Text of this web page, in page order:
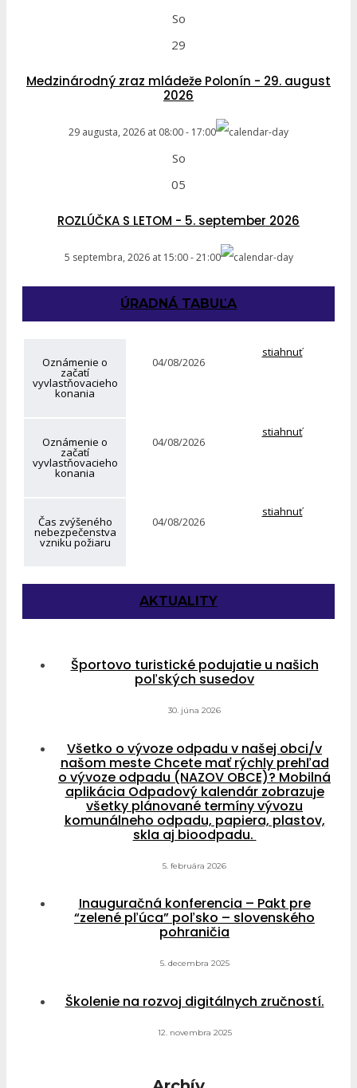
So
29
Medzinárodný zraz mládeže Polonín - 29. august
2026
29 augusta, 2026 at 08:00- 17:00
So
05
ROZLÚČKA S LETOM - 5. september 2026
5 septembra, 2026 at 15:00-21:00
ÚRADNÁ TABUĽA
Oznámenie o
začatí
vyvlastňovacieho
konania
04/08/2026
stiahnuť
Oznámenie o
začatí
vyvlastňovacieho
konania
04/08/2026
stiahnuť
Čas zvýšeného
nebezpečenstva
vzniku požiaru
04/08/2026
stiahnuť
AKTUALITY
Športovo turistické podujatie u našich
poľských susedov
30. júna 2026
Všetko o vývoze odpadu v našej obci/v
našom meste Chcete mať rýchly prehľad
o vývoze odpadu (NAZOV OBCE)? Mobilná
aplikácia Odpadový kalendár zobrazuje
všetky plánované termíny vývozu
komunálneho odpadu, papiera, plastov,
skla aj bioodpadu.
5. februára 2026
Inauguračná konferencia – Pakt pre
“zelené pľúca” poľsko – slovenského
pohraničia
5. decembra 2025
Školenie na rozvoj digitálnych zručností.
12. novembra 2025